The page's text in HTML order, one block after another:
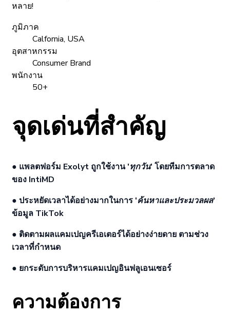
หลาย!
ภูมิภาค
Calfornia, USA
อุตสาหกรรม
Consumer Brand
พนักงาน
50+
จุดเด่นที่สำคัญ
● แพลตฟอร์ม Exolyt ถูกใช้งาน'ทุกวัน' โดยทีมการตลาด
ของ IntiMD
● ประหยัดเวลาได้อย่างมากในการ'ค้นหาและประมวลผล'
ข้อมูล TikTok
● ติดตามผลแคมเปญครีเอเตอร์ได้อย่างง่ายดาย ตามช่วง
เวลาที่กำหนด
● ยกระดับการบริหารแคมเปญอินฟลูเอนเซอร์
ความต้องการ